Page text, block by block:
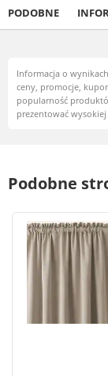
PODOBNE
Informacja o
ceny, promocje,
popularność
prezentować
Podobne